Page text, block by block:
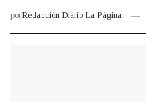
porRedacción Diario La Página